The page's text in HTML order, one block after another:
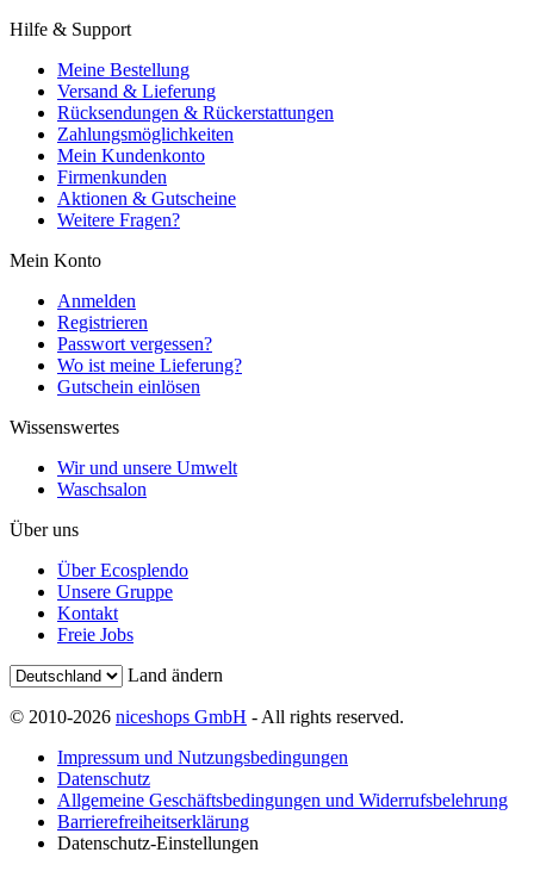
Hilfe & Support
Meine Bestellung
Versand & Lieferung
Rücksendungen & Rückerstattungen
Zahlungsmöglichkeiten
Mein Kundenkonto
Firmenkunden
Aktionen & Gutscheine
Weitere Fragen?
Mein Konto
Anmelden
Registrieren
Passwort vergessen?
Wo ist meine Lieferung?
Gutschein einlösen
Wissenswertes
Wir und unsere Umwelt
Waschsalon
Über uns
Über Ecosplendo
Unsere Gruppe
Kontakt
Freie Jobs
Land ändern
© 2010-2026 niceshops GmbH - All rights reserved.
Impressum und Nutzungsbedingungen
Datenschutz
Allgemeine Geschäftsbedingungen und Widerrufsbelehrung
Barrierefreiheitserklärung
Datenschutz-Einstellungen